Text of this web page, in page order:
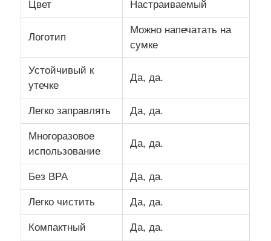
Силиконовый путевой бан
Силиконовая складная бутылка для воды
Силиконовая складная кружка
Силиконовые кухонные изделия
Изделия из силиконовой резины
Цвет Настраиваемый
Логотип
Можно напечатать на
сумке
Устойчивый к
утечке
Да, да.
Легко заправлять Да, да.
Многоразовое
использование
Да, да.
Без BPA Да, да.
Легко чистить Да, да.
Компактный Да, да.